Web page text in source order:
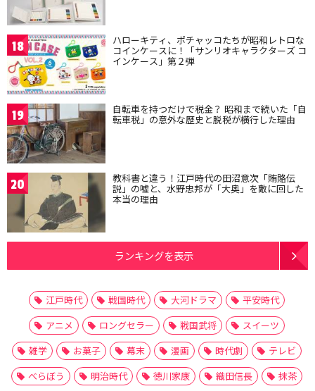
18 ハローキティ、ポチャッコたちが昭和レトロな
コインケースに！「サンリオキャラクターズ コ
インケース」第２弾
19 自転車を持つだけで税金？ 昭和まで続いた「自
転車税」の意外な歴史と脱税が横行した理由
20 教科書と違う！江戸時代の田沼意次「賄賂伝
説」の嘘と、水野忠邦が「大奥」を敵に回した
本当の理由
ランキングを表示
江戸時代 戦国時代 大河ドラマ
平安時代
アニメ
ロングセラー 戦国武将
スイーツ
雑学
お菓子 幕末 漫画 時代劇
テレビ
べらぼう
明治時代 徳川家康 織田信長
抹茶